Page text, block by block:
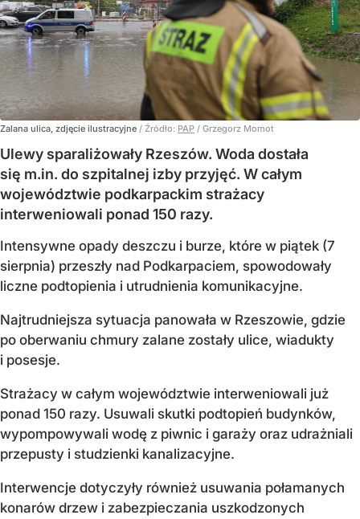
Zalana ulica, zdjęcie ilustracyjne / Źródło: PAP / Grzegorz Momot
Ulewy sparaliżowały Rzeszów. Woda dostała
się m.in. do szpitalnej izby przyjęć. W całym
województwie podkarpackim strażacy
interweniowali ponad 150 razy.
Intensywne opady deszczu i burze, które w piątek (7
sierpnia) przeszły nad Podkarpaciem, spowodowały
liczne podtopienia i utrudnienia komunikacyjne.
Najtrudniejsza sytuacja panowała w Rzeszowie, gdzie
po oberwaniu chmury zalane zostały ulice, wiadukty
i posesje.
Strażacy w całym województwie interweniowali już
ponad 150 razy. Usuwali skutki podtopień budynków,
wypompowywali wodę z piwnic i garaży oraz udrażniali
przepusty i studzienki kanalizacyjne.
Interwencje dotyczyły również usuwania połamanych
konarów drzew i zabezpieczania uszkodzonych